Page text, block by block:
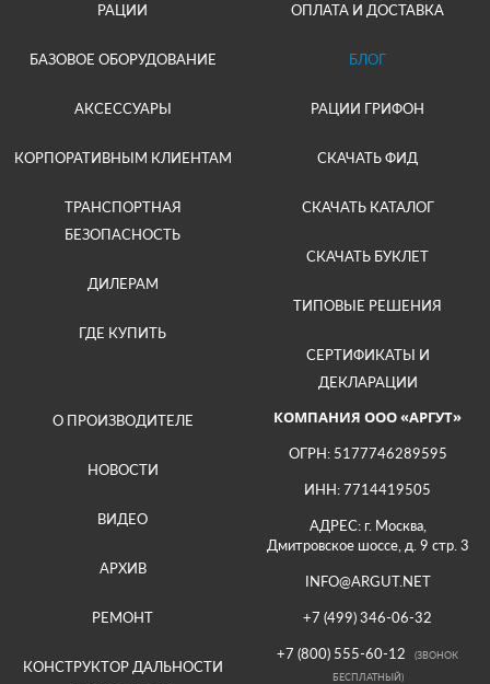
РАЦИИ
БАЗОВОЕ ОБОРУДОВАНИЕ
АКСЕССУАРЫ
КОРПОРАТИВНЫМ КЛИЕНТАМ
ТРАНСПОРТНАЯ
БЕЗОПАСНОСТЬ
ДИЛЕРАМ
ГДЕ КУПИТЬ
ОПЛАТА И ДОСТАВКА
БЛОГ
РАЦИИ ГРИФОН
СКАЧАТЬ ФИД
СКАЧАТЬ КАТАЛОГ
СКАЧАТЬ БУКЛЕТ
ТИПОВЫЕ РЕШЕНИЯ
СЕРТИФИКАТЫ И
ДЕКЛАРАЦИИ
О ПРОИЗВОДИТЕЛЕ
НОВОСТИ
ВИДЕО
АРХИВ
РЕМОНТ
КОНСТРУКТОР ДАЛЬНОСТИ
КОМПАНИЯ ООО «АРГУТ»
ОГРН: 5177746289595
ИНН: 7714419505
АДРЕС: г. Москва,
Дмитровское шоссе, д. 9 стр. 3
INFO@ARGUT.NET
+7 (499) 346-06-32
+7 (800) 555-60-12
(ЗВОНОК
БЕСПЛАТНЫЙ)